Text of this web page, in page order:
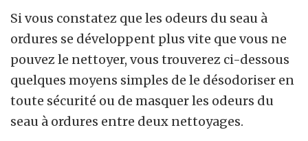
Si vous constatez que les odeurs du seau à
ordures se développent plus vite que vous ne
pouvez le nettoyer, vous trouverez ci-dessous
quelques moyens simples de le désodoriser en
toute sécurité ou de masquer les odeurs du
seau à ordures entre deux nettoyages.